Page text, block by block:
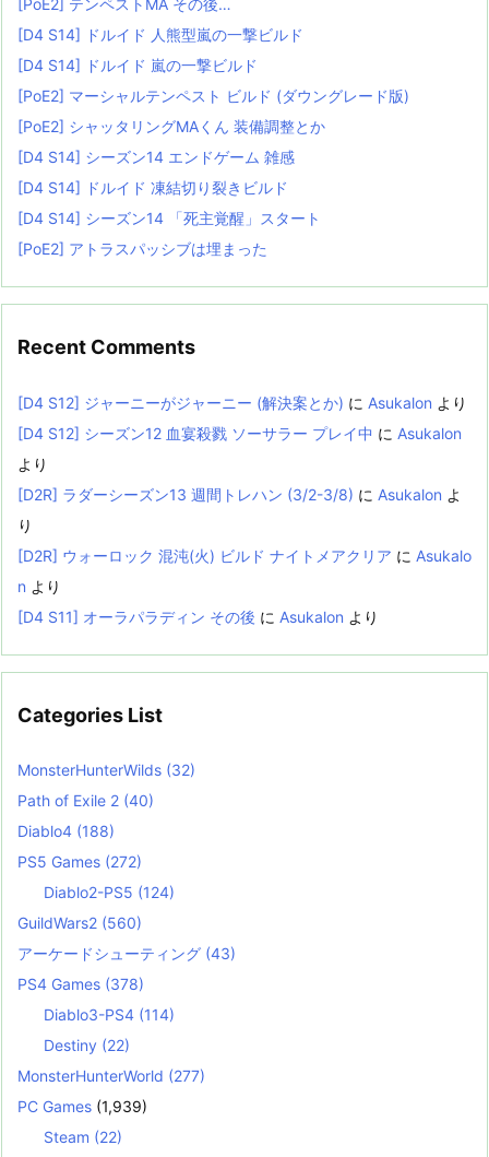
[PoE2] テンペストMA その後…
[D4 S14] ドルイド 人熊型嵐の一撃ビルド
[D4 S14] ドルイド 嵐の一撃ビルド
[PoE2] マーシャルテンペスト ビルド (ダウングレード版)
[PoE2] シャッタリングMAくん 装備調整とか
[D4 S14] シーズン14 エンドゲーム 雑感
[D4 S14] ドルイド 凍結切り裂きビルド
[D4 S14] シーズン14 「死主覚醒」スタート
[PoE2] アトラスパッシブは埋まった
Recent Comments
[D4 S12] ジャーニーがジャーニー (解決案とか) に Asukalon より
[D4 S12] シーズン12 血宴殺戮 ソーサラー プレイ中 に Asukalon
より
[D2R] ラダーシーズン13 週間トレハン (3/2-3/8) に Asukalon よ
り
[D2R] ウォーロック 混沌(火) ビルド ナイトメアクリア に Asukalo
n より
[D4 S11] オーラパラディン その後 に Asukalon より
Categories List
MonsterHunterWilds (32)
Path of Exile 2 (40)
Diablo4 (188)
PS5 Games (272)
Diablo2-PS5 (124)
GuildWars2 (560)
アーケードシューティング (43)
PS4 Games (378)
Diablo3-PS4 (114)
Destiny (22)
MonsterHunterWorld (277)
PC Games (1,939)
Steam (22)